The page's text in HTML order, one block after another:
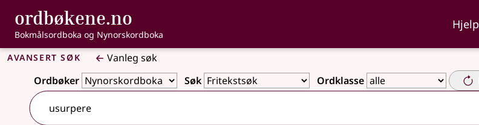
Gå til hovudinnhald
Tilgjenge
ordbøkene.no , Bokmålsordboka og Nynorskordboka
Bokmålsordboka og Nynorskordboka
Hjelp
Avansert søk
Vanleg søk
Ordbøker
Søk Ordklasse